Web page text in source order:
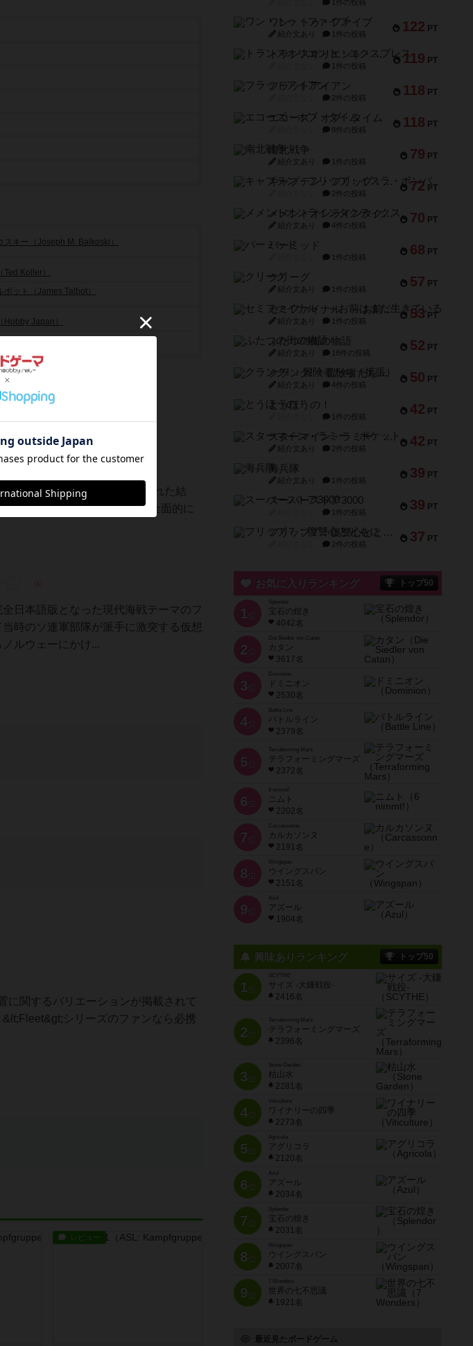
スキー（Joseph M. Balkoski）
Koller）
ボット（James Talbot）
Hobby Japan）
用いるダイスが10面に変更された結
艦の探知に関するル－ルが全面的に
日本語版となった現代海戦テーマのフ
時のソ連軍部隊が派手に激突する仮想
ルウェーにかけ...
に関するバリエーションが掲載されて
シリーズのファンなら必携
レビュー
1件の投稿
122 PT
ワン・トゥ・ファイブ
紹介文あり 1件の投稿
119 PT
トランスオリエント・エクスプレス
1件の投稿
118 PT
フラットアイアン
2件の投稿
118 PT
エコーズ・オブ・タイム
8件の投稿
79 PT
南北戦争
紹介文あり 1件の投稿
72 PT
キャプテン・フリップ：イスラ・ボンバ
2件の投稿
70 PT
メメントオンラインタクティクス
紹介文あり 4件の投稿
68 PT
パーミッド
1件の投稿
57 PT
クリーグ
紹介文あり 1件の投稿
53 PT
セミファイナル ～お前はまだ生きている～
紹介文あり 1件の投稿
52 PT
ふたつの街の物語
紹介文あり 18件の投稿
50 PT
クランク! ：冒険者たち（拡張）
紹介文あり 4件の投稿
42 PT
とうほうの！
1件の投稿
42 PT
スターマイン・ラミー ポケット
紹介文あり 2件の投稿
39 PT
海兵隊
紹介文あり 1件の投稿
39 PT
スーパーストア3000
1件の投稿
37 PT
フリップ７：復讐心とともに
2件の投稿
お気に入りランキング トップ50
1 位
宝石の煌き
4042名
2 位
Die Siedler von Catan
カタン
3617名
3 位
ドミニオン
2530名
4位
Battle Line
バトルライン
2379名
5 位
Terraforming Mars
テラフォーミングマーズ
2372名
6 位
ニムト
2202名
7 位
Carcassonne
カルカソンヌ
2191名
8 位
Wingspan
ウイングスパン
2151名
9 位
Azul
アズール
1904名
興味ありランキング トップ50
1位
SCYTHE
サイズ -大鎌戦役-
2416名
2位
Terraforming Mars
テラフォーミングマーズ
2396名
3位
Stone Garden
枯山水
2281名
4位
Viticulture
ワイナリーの四季
2273名
5位
Agricola
アグリコラ
2120名
6位
Azul
アズール
2034名
7位
宝石の煌き
2031名
8位
Wingspan
ウイングスパン
2007名
9位
7 Wonders
世界の七不思議
1921名
最近見たボードゲーム